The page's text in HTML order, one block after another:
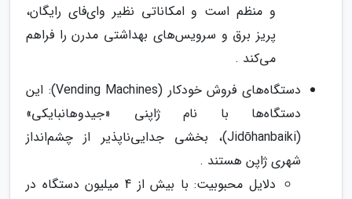
و منظم است و امکاناتی نظیر وای‌فای رایگان،
پریز برق و سرویس‌های بهداشتی مدرن را فراهم
می‌کند .
دستگاه‌های فروش خودکار (Vending Machines): این
دستگاه‌ها با نام ژاپنی «جیدوهانبایکی»
(Jidōhanbaiki)، بخشی جدایی‌ناپذیر از چشم‌انداز
شهری ژاپن هستند .
دلایل محبوبیت: با بیش از 4 میلیون دستگاه در